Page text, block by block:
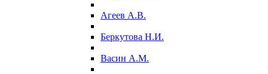
Агеев А.В.
Беркутова Н.И.
Васин А.М.